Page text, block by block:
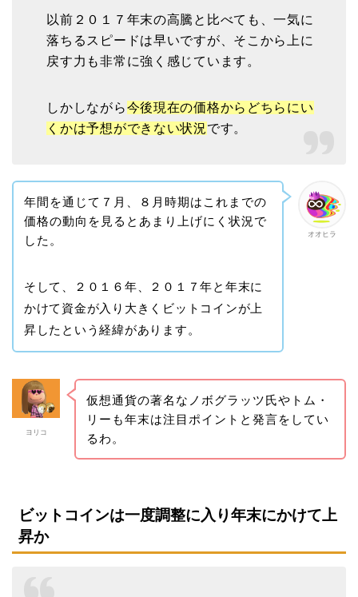
以前２０１７年末の高騰と比べても、一気に
落ちるスピードは早いですが、そこから上に
戻す力も非常に強く感じています。
しかしながら今後現在の価格からどちらにい
くかは予想ができない状況です。
オオヒラ
年間を通じて７月、８月時期はこれまでの
価格の動向を見るとあまり上げにく状況で
した。
そして、２０１６年、２０１７年と年末に
かけて資金が入り大きくビットコインが上
昇したという経緯があります。
ヨリコ
仮想通貨の著名なノボグラッツ氏やトム・
リーも年末は注目ポイントと発言をしてい
るわ。
ビットコインは一度調整に入り年末にかけて上
昇か